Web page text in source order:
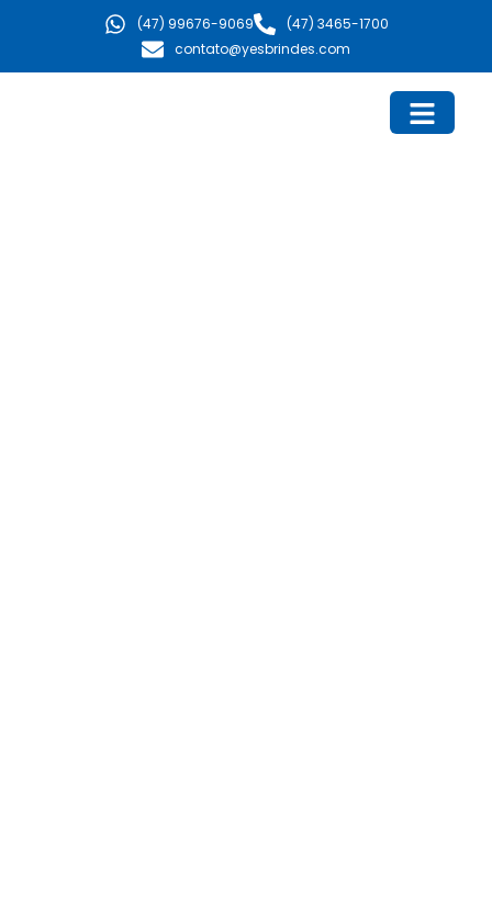
(47) 99676-9069
(47) 3465-1700
contato@yesbrindes.com